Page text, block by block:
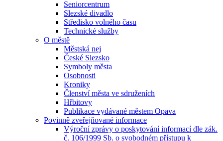
Seniorcentrum
Slezské divadlo
Středisko volného času
Technické služby
O městě
Městská nej
České Slezsko
Symboly města
Osobnosti
Kroniky
Členství města ve sdruženích
Hřbitovy
Publikace vydávané městem Opava
Povinně zveřejňované informace
Výroční zprávy o poskytování informací dle zák.
č. 106/1999 Sb. o svobodném přístupu k